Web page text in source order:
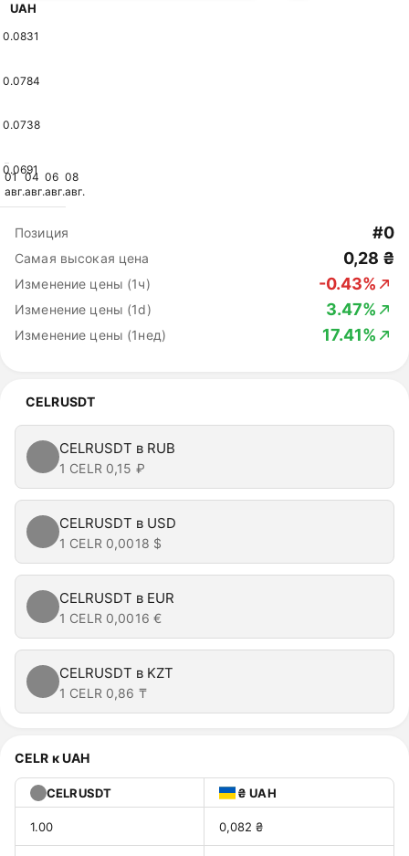
01
авг.
04
авг.
06
авг.
08
авг.
UAH
0.0831
0.0784
0.0738
0.0691
Позиция #0
Самая высокая цена 0,28 ₴
Изменение цены (1ч) -0.43%
Изменение цены (1d) 3.47%
Изменение цены (1нед) 17.41%
CELRUSDT
CELRUSDT в RUB
1 CELR 0,15 ₽
CELRUSDT в USD
1 CELR 0,0018 $
CELRUSDT в EUR
1 CELR 0,0016 €
CELRUSDT в KZT
1 CELR 0,86 ₸
CELR к UAH
CELRUSDT ₴ UAH
1.00 0,082 ₴